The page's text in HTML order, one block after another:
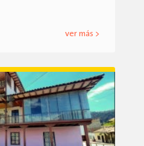
ver más >